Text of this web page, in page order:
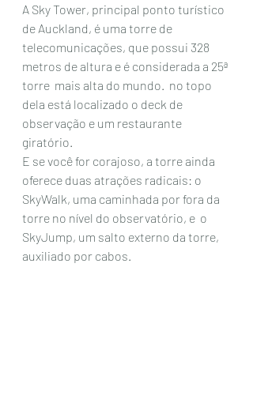
A Sky Tower, principal ponto turístico
de Auckland, é uma torre de
telecomunicações, que possui 328
metros de altura e é considerada a 25ª
torre  mais alta do mundo.  no topo
dela está localizado o deck de
observação e um restaurante
giratório.
E se você for corajoso, a torre ainda
oferece duas atrações radicais: o
SkyWalk, uma caminhada por fora da
torre no nível do observatório, e  o
SkyJump, um salto externo da torre,
auxiliado por cabos.